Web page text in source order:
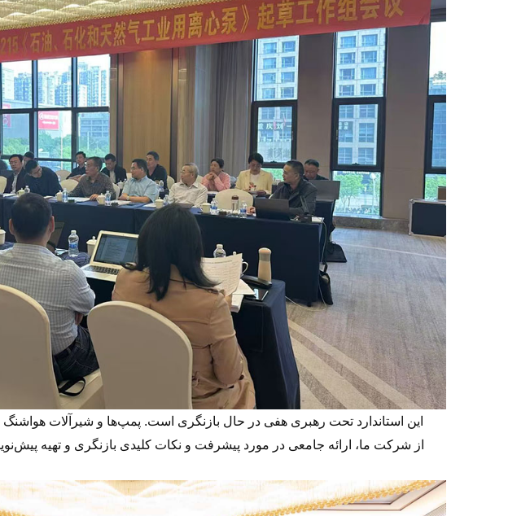
این استاندارد تحت رهبری هفی در حال بازنگری است. پمپ‌ها و شیرآلات هواشنگ